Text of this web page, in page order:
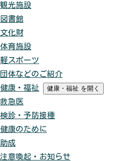
観光施設
図書館
文化財
体育施設
軽スポーツ
団体などのご紹介
健康・福祉
健康・福祉 を開く
救急医
検診・予防接種
健康のために
助成
注意喚起・お知らせ